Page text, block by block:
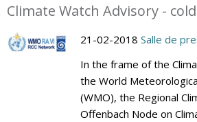
Climate Watch Advisory -
21-02-2018 Salle de
In the frame of the
the World
(WMO), the Regional
Offenbach Node on